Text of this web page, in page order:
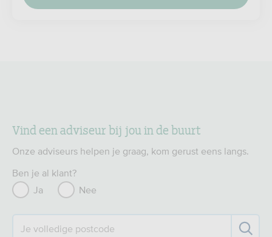
Vind een adviseur bij jou in de buurt
Onze adviseurs helpen je graag, kom gerust eens langs.
Ben je al klant?
Ja
Nee
Je volledige postcode